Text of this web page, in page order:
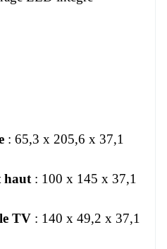
: 65,3 x 205,6 x 37,1
haut: 100 x 145 x 37,1
TV : 140 x 49,2 x 37,1